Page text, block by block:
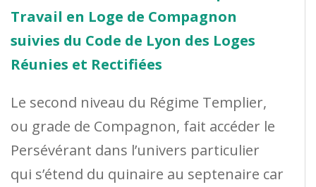
Travail en Loge de Compagnon
suivies du Code de Lyon des Loges
Réunies et Rectifiées
Le second niveau du Régime Templier,
ou grade de Compagnon, fait accéder le
Persévérant dans l’univers particulier
qui s’étend du quinaire au septenaire car